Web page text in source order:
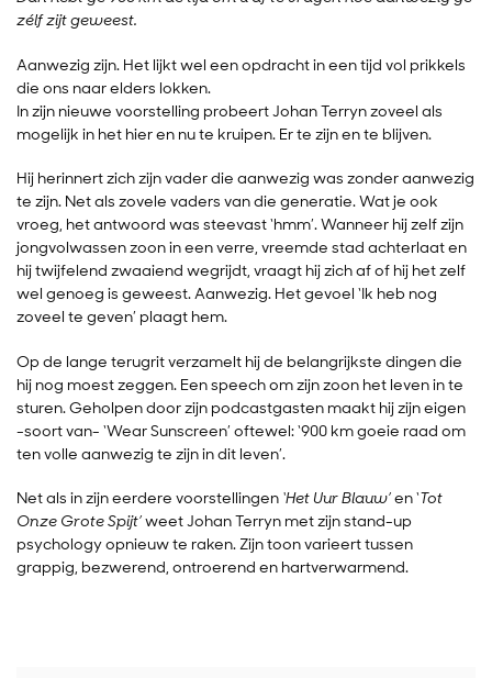
zélf zijt geweest.
Aanwezig zijn. Het lijkt wel een opdracht in een tijd vol prikkels
die ons naar elders lokken.
In zijn nieuwe voorstelling probeert Johan Terryn zoveel als
mogelijk in het hier en nu te kruipen. Er te zijn en te blijven.
Hij herinnert zich zijn vader die aanwezig was zonder aanwezig
te zijn. Net als zovele vaders van die generatie. Wat je ook
vroeg, het antwoord was steevast ‘hmm’. Wanneer hij zelf zijn
jongvolwassen zoon in een verre, vreemde stad achterlaat en
hij twijfelend zwaaiend wegrijdt, vraagt hij zich af of hij het zelf
wel genoeg is geweest. Aanwezig. Het gevoel ‘Ik heb nog
zoveel te geven’ plaagt hem.
Op de lange terugrit verzamelt hij de belangrijkste dingen die
hij nog moest zeggen. Een speech om zijn zoon het leven in te
sturen. Geholpen door zijn podcastgasten maakt hij zijn eigen
-soort van- ‘Wear Sunscreen’ oftewel: ‘900 km goeie raad om
ten volle aanwezig te zijn in dit leven’.
Net als in zijn eerdere voorstellingen ‘Het Uur Blauw’en ‘Tot
Onze Grote Spijt’weet Johan Terryn met zijn stand-up
psychology opnieuw te raken. Zijn toon varieert tussen
grappig, bezwerend, ontroerend en hartverwarmend.